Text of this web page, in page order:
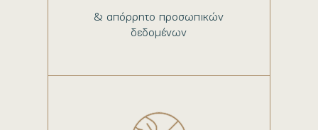
& απόρρητο προσωπικών
δεδομένων